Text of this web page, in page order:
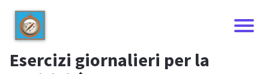
Esercizi giornalieri per la